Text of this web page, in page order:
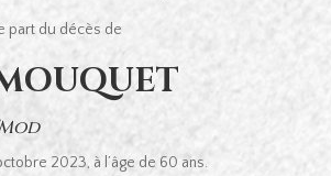
part du décès de
2023, à l’âge de 60 ans.